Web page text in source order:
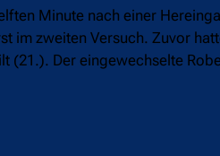
Minute nach einer
im zweiten Versuch. Zuvor
(21.). Der eingewechselte